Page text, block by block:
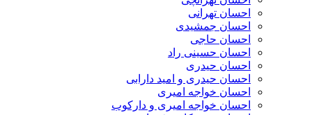
احسان تهرانی
احسان جمشیدی
احسان حاجی
احسان حسینی راد
احسان حیدری
احسان حیدری و امید دارابی
احسان خواجه امیری
احسان خواجه امیری و دارکوب